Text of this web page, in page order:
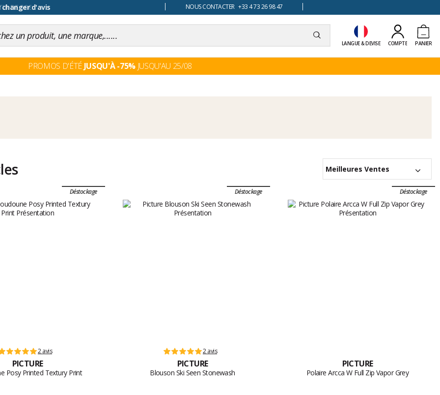
changer d'avis NOUS CONTACTER +33 4 73 26 98 47
LANGUE & DEVISE COMPTE PANIER
PROMOS D'ÉTÉ JUSQU'À -75%JUSQU'AU 25/08
Meilleures Ventes
Déstockage
2 avis
PICTURE
Posy Printed Textury Print
Déstockage
2 avis
PICTURE
Blouson Ski Seen Stonewash
Déstockage
PICTURE
Polaire Arcca W Full Zip Vapor Grey